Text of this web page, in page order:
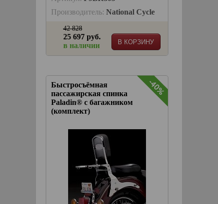
Производитель: National Cycle
В КОРЗИНУ
42 828
25 697 руб.
в наличии
Быстросъёмная
пассажирская спинка
Paladin® с багажником
(комплект)
-40%